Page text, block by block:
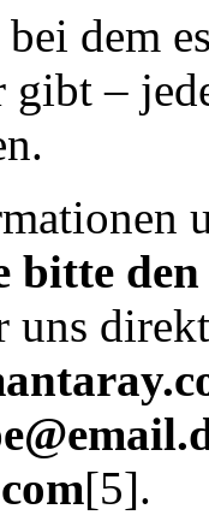
dem
gibt –
bitte
uns
[5].